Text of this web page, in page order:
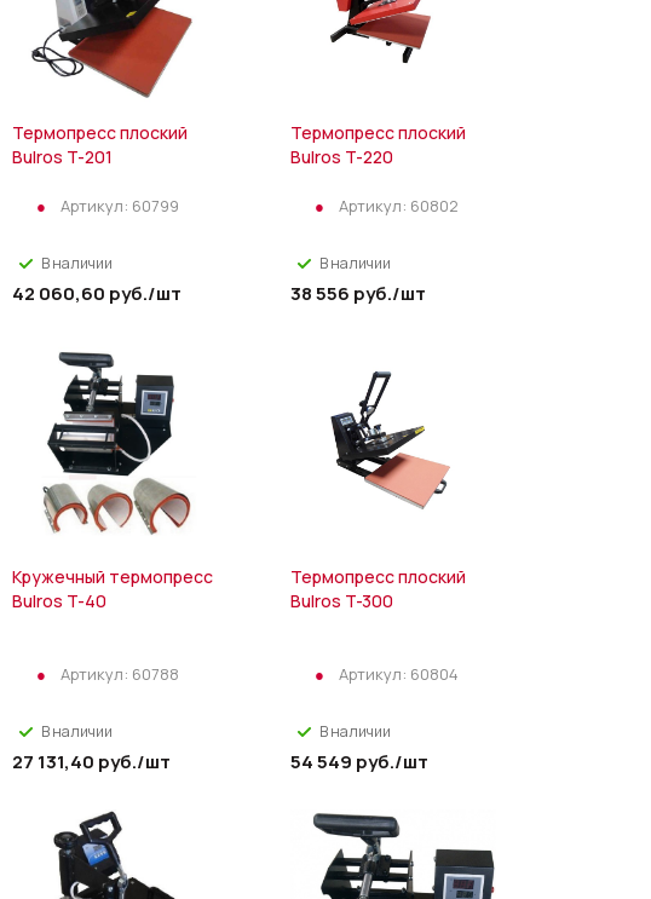
Термопресс плоский
Bulros T-201
Артикул: 60799
В наличии
42 060,60 руб./шт
Термопресс плоский
Bulros T-220
Артикул: 60802
В наличии
38 556 руб./шт
Кружечный термопресс
Bulros T-40
Артикул: 60788
В наличии
27 131,40 руб./шт
Термопресс плоский
Bulros T-300
Артикул: 60804
В наличии
54 549 руб./шт